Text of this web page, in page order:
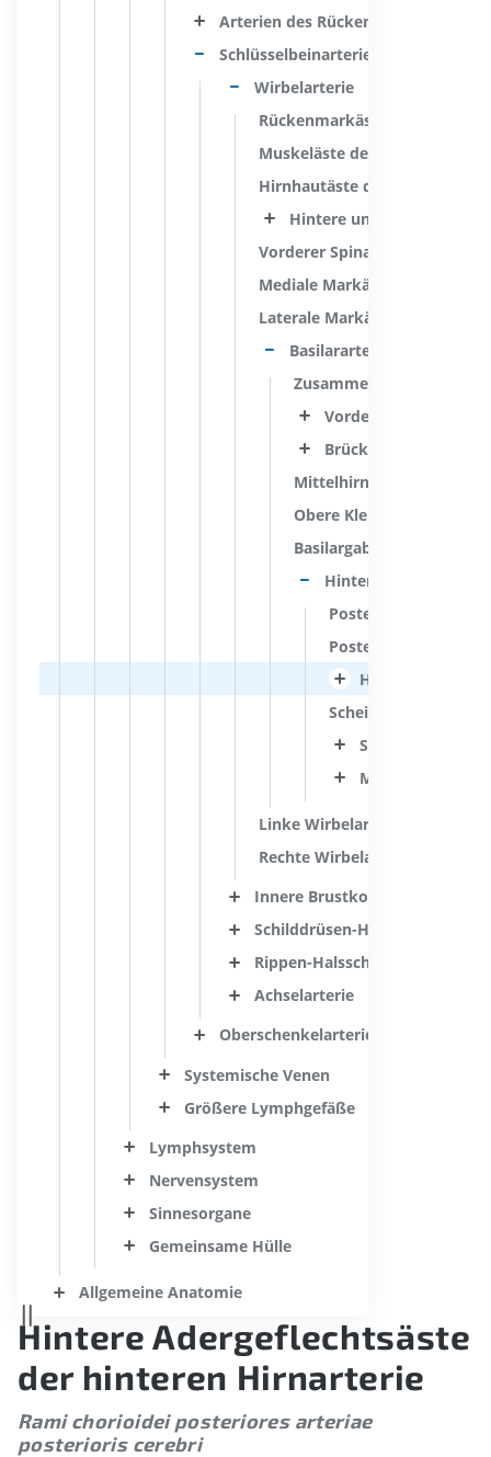
Arterien des Rückenmarks
Schlüsselbeinarterie
Wirbelarterie
Rückenmarkäste der
Muskeläste der Wirbelarterie
Hirnhautäste der Wirbelarterie
Hintere untere
Vorderer Spinalast der
Mediale Markäste der
Laterale Markäste der
Basilararterie
Zusammenfluss der
Vordere untere
Brückenäste der
Mittelhirnäste der
Obere
Basilargabel
Hintere Hirnarterie
Posteromediale
Posterolaterale
Hintere
Scheitel-
Seitliche
Mittlere
Linke Wirbelarterie
Rechte Wirbelarterie
Innere Brustkorbarterie
Schilddrüsen-Halsschlagader-
Rippen-Halsschlagader-Stamm
Achselarterie
Oberschenkelarterie
Systemische Venen
Größere Lymphgefäße
Lymphsystem
Nervensystem
Sinnesorgane
Gemeinsame Hülle
Allgemeine Anatomie
Hintere Adergeflechtsäste
der hinteren Hirnarterie
Rami chorioidei posteriores arteriae
posterioris cerebri